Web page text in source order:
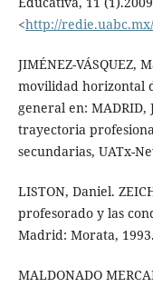
<http://
JIMÉNEZ-
movilidad horizontal
general en: MADRID,
trayectoria
secundarias, UATx-
LISTON, Daniel.
profesorado y las
Madrid: Morata, 1993.
MALDONADO